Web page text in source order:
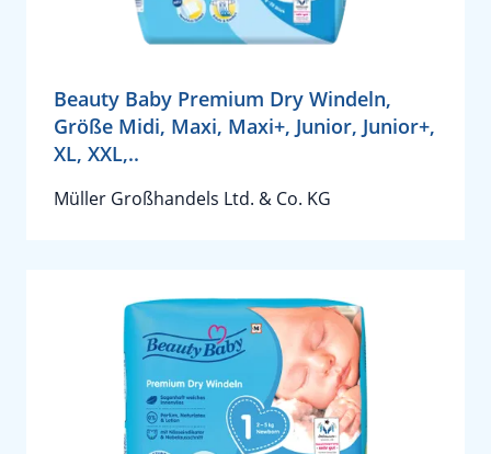
Beauty Baby Premium Dry Windeln,
Größe Midi, Maxi, Maxi+, Junior, Junior+,
XL, XXL,..
Müller Großhandels Ltd. & Co. KG